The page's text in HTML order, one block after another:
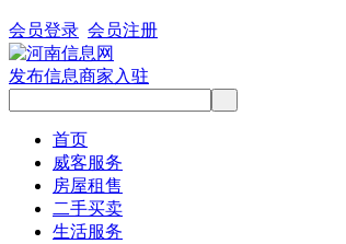
会员登录 会员注册
发布信息商家入驻
首页
威客服务
房屋租售
二手买卖
生活服务